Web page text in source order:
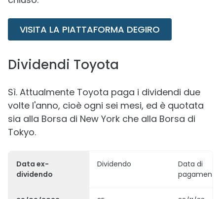
VISITA LA PIATTAFORMA DEGIRO
Dividendi Toyota
Sì. Attualmente Toyota paga i dividendi due
volte l'anno, cioè ogni sei mesi, ed è quotata
sia alla Borsa di New York che alla Borsa di
Tokyo.
Data ex-
dividendo
Dividendo
Data di
pagamento